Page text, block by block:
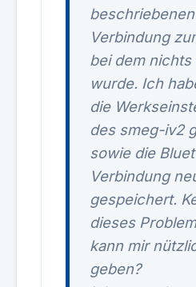
beschriebenen
Verbindung
bei dem
wurde. Ich
die
des smeg-iv2
sowie die
Verbindung
gespeichert.
dieses
kann mir
geben?